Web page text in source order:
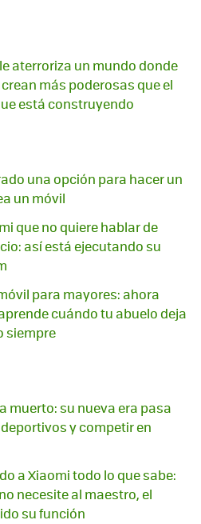
aterroriza un mundo donde
más poderosas que el
está construyendo
una opción para hacer un
un móvil
que no quiere hablar de
así está ejecutando su
para mayores: ahora
cuándo tu abuelo deja
siempre
muerto: su nueva era pasa
y competir en
a Xiaomi todo lo que sabe:
necesite al maestro, el
su función